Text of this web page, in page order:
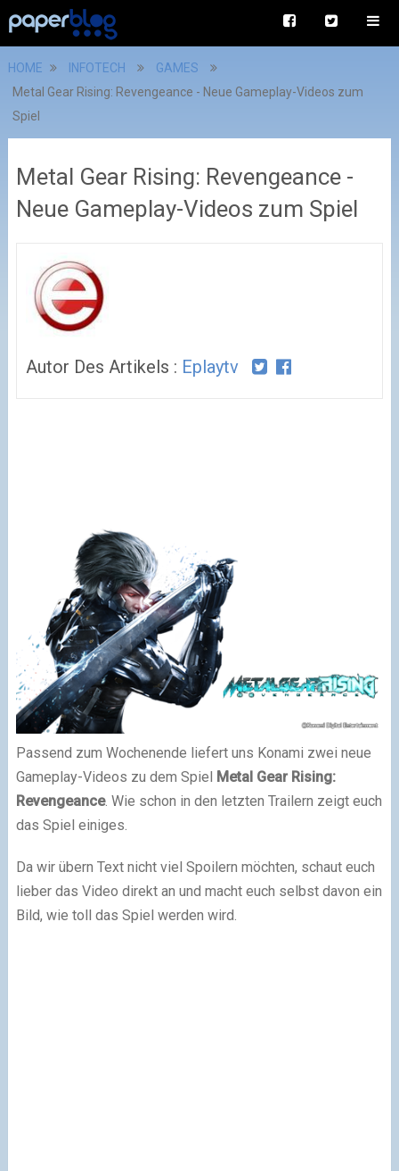
HOME INFOTECH
GAMES
Metal Gear Rising: Revengeance - Neue Gameplay-Videos zum
Spiel
Metal Gear Rising: Revengeance -
Neue Gameplay-Videos zum Spiel
Autor Des Artikels : Eplaytv
Passend zum Wochenende liefert uns Konami zwei neue
Gameplay-Videos zu dem Spiel Metal Gear Rising:
Revengeance. Wie schon in den letzten Trailern zeigt euch
das Spiel einiges.
Da wir übern Text nicht viel Spoilern möchten, schaut euch
lieber das Video direkt an und macht euch selbst davon ein
Bild, wie toll das Spiel werden wird.